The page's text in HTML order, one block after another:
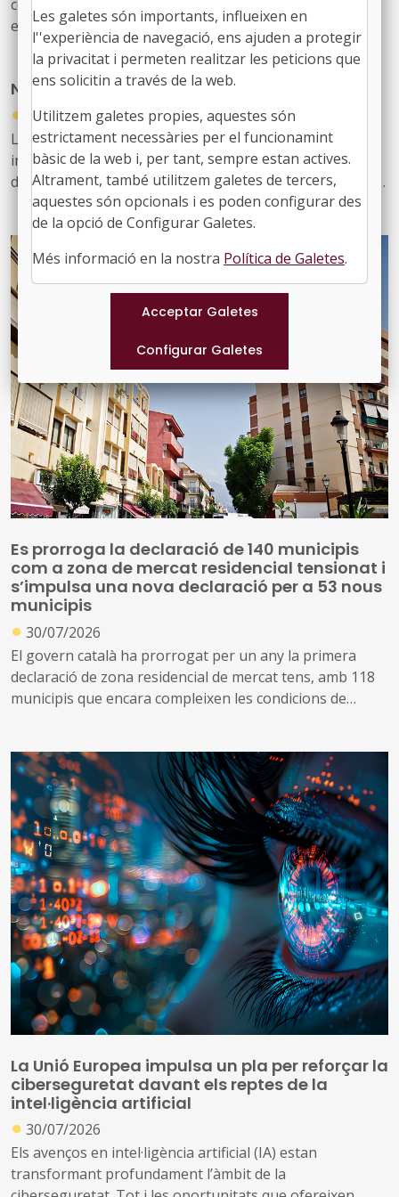
competencial del perfil tècnic municipal d’educació’, una
eina que defineix, ordena i enforteix el nou rol del
personal tècnic d’educació i el seu lideratge en el
desenvolupament i la gestió de les polítiques educatives
locals
Nou butlletí digital de l’FMC, el 934
●
31/07/2026
Les notícies sobre l'activitat de l'FMC, les recents
informacions d'interès per als governs locals, les
disposicions jurídiques noves i diversos actes d'agenda
us arriben amb aquest exemplar, el 934. També inclou
les notícies recents sobre fons europeus
Es prorroga la declaració de 140 municipis
com a zona de mercat residencial tensionat i
s’impulsa una nova declaració per a 53 nous
municipis
● 30/07/2026
El govern català ha prorrogat per un any la primera
declaració de zona residencial de mercat tens, amb 118
municipis que encara compleixen les condicions de
A més, impulsa una nova declaració que inclou altres 53
municipis que no es consideraven de mercat tens, però
que s’ha identificat que ara compleixen les condicions
per aplicar el topall de preus
La Unió Europea impulsa un pla per reforçar la
ciberseguretat davant els reptes de la
intel·ligència artificial
● 30/07/2026
Els avenços en intel·ligència artificial (IA) estan
transformant profundament l’àmbit de la
Les galetes són importants, influeixen en
l''experiència de navegació, ens ajuden a protegir
la privacitat i permeten realitzar les peticions que
ens solicitin a través de la web.
Utilitzem galetes propies, aquestes són
estrictament necessàries per el funcionamint
bàsic de la web i, per tant, sempre estan actives.
Altrament, també utilitzem galetes de tercers,
aquestes són opcionals i es poden configurar des
de la opció de Configurar Galetes.
Més informació en la nostra Política de Galetes.